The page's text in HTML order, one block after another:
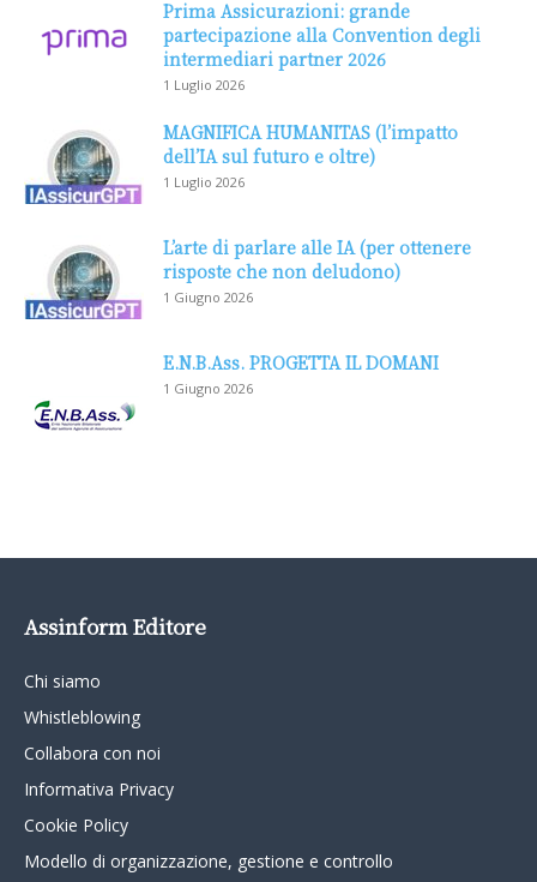
Prima Assicurazioni: grande
partecipazione alla Convention degli
intermediari partner 2026
1 Luglio 2026
MAGNIFICA HUMANITAS (l’impatto
dell’IA sul futuro e oltre)
1 Luglio 2026
L’arte di parlare alle IA (per ottenere
risposte che non deludono)
1 Giugno 2026
E.N.B.Ass. PROGETTA IL DOMANI
1 Giugno 2026
Assinform Editore
Chi siamo
Whistleblowing
Collabora con noi
Informativa Privacy
Cookie Policy
Modello di organizzazione, gestione e controllo